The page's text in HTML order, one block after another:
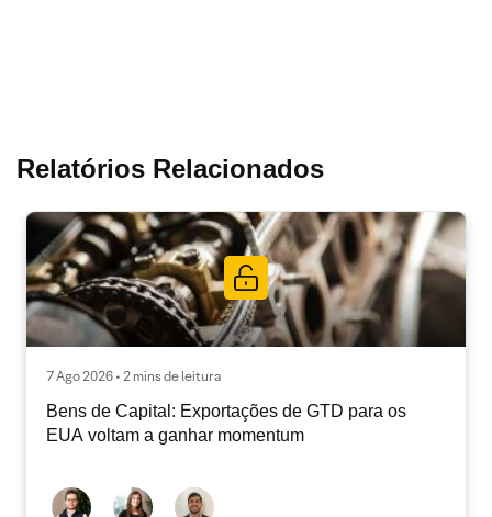
Relatórios Relacionados
7 Ago 2026 • 2 mins de leitura
Bens de Capital: Exportações de GTD para os
EUA voltam a ganhar momentum